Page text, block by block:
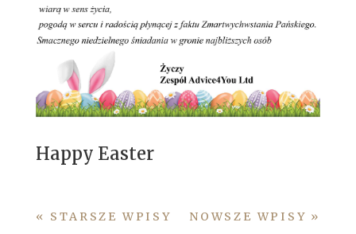
Happy Easter
« STARSZE WPISY NOWSZE WPISY »